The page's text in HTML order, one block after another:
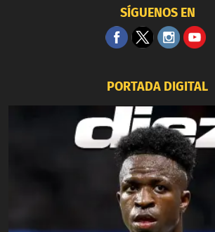
SÍGUENOS EN
PORTADA DIGITAL